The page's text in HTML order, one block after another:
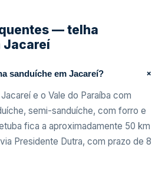
— telha
Jacareí
sanduíche em Jacareí? +
e o Vale do Paraíba com
semi-sanduíche, com forro e
fica a aproximadamente 50 km
Presidente Dutra, com prazo de 8